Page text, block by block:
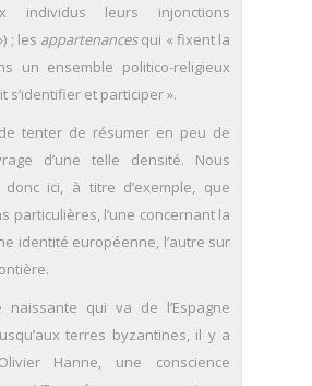
individus leurs injonctions
; les appartenancesqui « fixent la
un ensemble politico-religieux
s’identifier et participer ».
tenter de résumer en peu de
d’une telle densité. Nous
donc ici, à titre d’exemple, que
particulières, l’une concernant la
identité européenne, l’autre sur
naissante qui va de l’Espagne
terres byzantines, il y a
Hanne, une conscience